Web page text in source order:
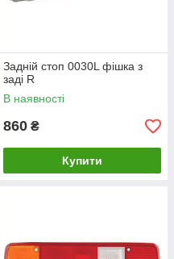
Задній стоп 0030L фішка з
заді R
В наявності
860 ₴
Купити